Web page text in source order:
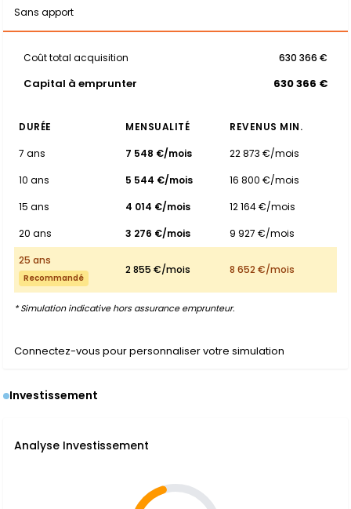
Sans apport
Coût total acquisition 630 366 €
Capital à emprunter 630 366 €
DURÉE MENSUALITÉ
REVENUS MIN.
7 ans
7 548 €/mois
22 873 €/mois
10 ans
5 544 €/mois
16 800 €/mois
15 ans
4 014 €/mois
12 164 €/mois
20 ans
3 276 €/mois
9 927 €/mois
25 ans
Recommandé
2 855 €/mois 8 652 €/mois
* Simulation indicative hors assurance emprunteur.
Connectez-vous pour personnaliser votre simulation
Investissement
Analyse Investissement